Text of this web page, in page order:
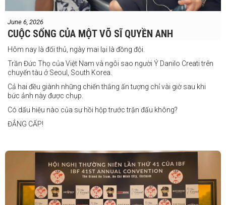
thắng. Sau trận đấu này, tôi cũng đã có
một trận đấu khác được lên lịch tại
Philippines
June 6, 2026
CUỘC SỐNG CỦA MỘT VÕ SĨ QUYỀN ANH
Hôm nay là đối thủ, ngày mai lại là đồng đội.
Trần Đức Thọ của Việt Nam và ngôi sao người Ý Danilo Creati trên
chuyến tàu ở Seoul, South Korea.
Cả hai đều giành những chiến thắng ấn tượng chỉ vài giờ sau khi
bức ảnh này được chụp.
Có dấu hiệu nào của sự hồi hộp trước trận đấu không?
ĐẲNG CẤP!